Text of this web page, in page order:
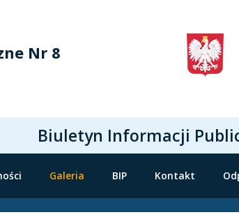
Nr 8
Biuletyn Informacji
Galeria BIP Kontakt